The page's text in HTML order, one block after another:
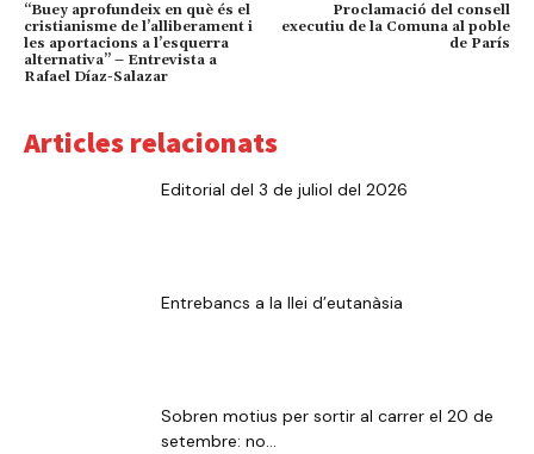
“Buey aprofundeix en què és el
cristianisme de l’alliberament i
les aportacions a l’esquerra
alternativa” – Entrevista a
Rafael Díaz-Salazar
Proclamació del consell
executiu de la Comuna al poble
de París
Articles relacionats
Editorial del 3 de juliol del 2026
Entrebancs a la llei d’eutanàsia
Sobren motius per sortir al carrer el 20 de
setembre: no...